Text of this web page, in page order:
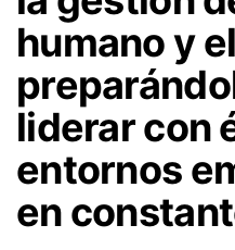
humano y
liderar con
entornos
en